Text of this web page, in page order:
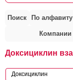
Поиск По алфавиту
Компании
Доксициклин